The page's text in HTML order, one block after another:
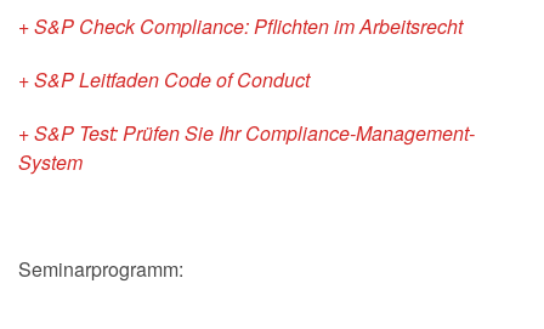
+ S&P Check Compliance: Pflichten im Arbeitsrecht
+ S&P Leitfaden Code of Conduct
+ S&P Test: Prüfen Sie Ihr Compliance-Management-
System
Seminarprogramm: